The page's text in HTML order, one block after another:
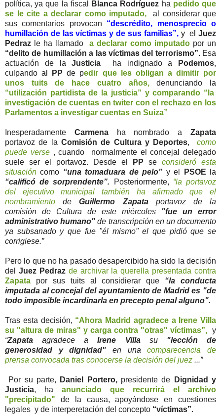
política, ya que la fiscal Blanca Rodríguez ha pedido que
se le cite a declarar como imputado,
al considerar que
sus comentarios provocan “descrédito, menosprecio o
humillación de las víctimas y de sus familias”, y elJuez
Pedraz le ha llamado a declarar como imputado por un
“delito de humillación a las víctimas del terrorismo”. Esa
actuación de laJusticia ha indignado a Podemos,
culpando al
PP de pedir que les obligan a dimitir por
unos tuits de hace cuatro años,
denunciando la
“utilización partidista de la justicia” y comparando “la
investigación de cuentas en twiter con el rechazo en los
Parlamentos a investigar cuentas en Suiza”
Inesperadamente Carmenaha nombrado aZapata
portavoz de la Comisión de Cultura y Deportes,como
puede verse, cuando normalmente el concejal delegado
suele ser el portavoz. Desde el
PP se consideró esta
situación como “una tomaduara de pelo” y el PSOE la
“calificó de sorprendente”. Posteriormente, “la portavoz
del ejecutivo municipal también ha afirmado que el
nombramiento deGuillermo Zapataportavoz de la
comisión de Cultura de este miércoles "fue un error
administrativo humano" de transcripción en un documento
ya subsanado y que fue "él mismo" el que pidió que se
corrigiese.”
Pero lo que no ha pasado desapercibido ha sido la decisión
del Juez Pedraz de archivar la querella presentada contra
Zapata por sus tuits al considierar que “la conducta
imputada al concejal del ayuntamiento de Madrid es "de
todo imposible incardinarla en precepto penal alguno".
Tras esta decisión, “Ahora Madrid agradece a Irene Villa
su "altura de miras" y carga contra "otras" víctimas”, y
“Zapata agradece aIrene Villa su "lección de
generosidad y dignidad" en unacomparecencia de
prensa convocada tras conocerse la decisión del juez ...”
Por su parte, Daniel Portero,presidente de
Dignidad y
Justicia, ha anunciado que recurrirá el archivo
"precipitado" de la causa, apoyándose en cuestiones
legales y de interperetación del concepto “víctimas”.